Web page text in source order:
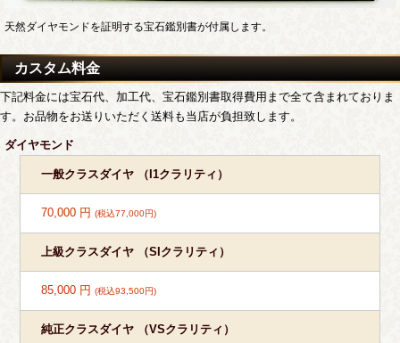
天然ダイヤモンドを証明する宝石鑑別書が付属します。
カスタム料金
下記料金には宝石代、加工代、宝石鑑別書取得費用まで全て含まれておりま
す。お品物をお送りいただく送料も当店が負担致します。
ダイヤモンド
一般クラスダイヤ （I1クラリティ）
70,000 円(税込77,000円)
上級クラスダイヤ （SIクラリティ）
85,000 円(税込93,500円)
純正クラスダイヤ （VSクラリティ）